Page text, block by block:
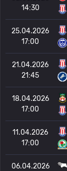
14:30
25.04.2026
17:00
21.04.2026
21:45
18.04.2026
17:00
11.04.2026
17:00
06.04.2026